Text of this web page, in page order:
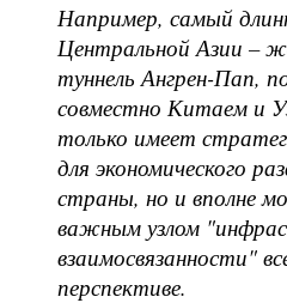
Например, самый
Центральной Азии –
туннель Ангрен-Пап,
совместно Китаем и
только имеет
для экономического
страны, но и вполне
важным узлом
взаимосвязанности"
перспективе.